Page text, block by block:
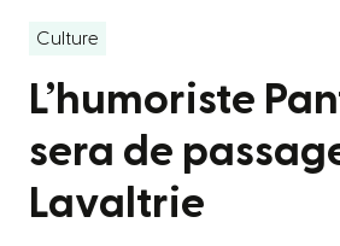
Culture
L’humoriste
sera de
Lavaltrie